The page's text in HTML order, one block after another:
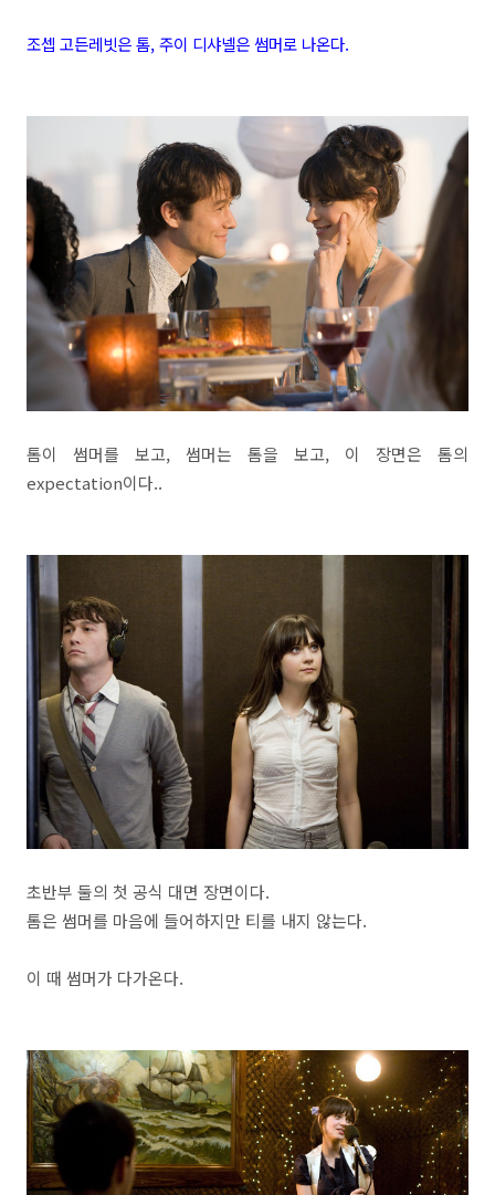
조셉 고든레빗은 톰, 주이 디샤넬은 썸머로 나온다.
톰이 썸머를 보고, 썸머는 톰을 보고, 이 장면은 톰의
expectation이다..
초반부 둘의 첫 공식 대면 장면이다.
톰은 썸머를 마음에 들어하지만 티를 내지 않는다.
이 때 썸머가 다가온다.